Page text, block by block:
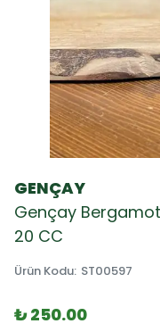
GENÇAY
Gençay
20 CC
Ürün Kodu: ST00597
₺ 250.00